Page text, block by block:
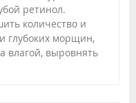
ретинол.
количество и
глубоких морщин,
влагой, выровнять